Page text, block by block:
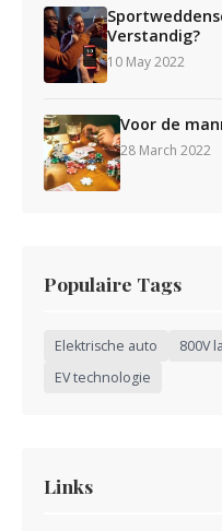
Verstandig?
10 May 2022
Voor de
28 March 2022
Populaire Tags
Elektrische auto 800V
EV technologie
Links